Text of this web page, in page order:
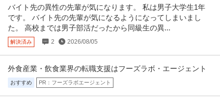
株式会社シーユーシー/株式会社シーユーシー本社
正社員 昇給あり 土日休み 18時前退社
年収500万円〜700万円
在宅診療クリニックの集患営業を担っていただきます 【業務内容】 在宅診療
ケアマネジャー／土日祝休み／居宅介護支援事業所（ケアマネー
ジャー）
株式会社マロー・サウンズ・カンパニー/ダイバーシティ篠崎
バイト先の異性の先輩が気になります。 私は男子大学生1年
です。 バイト先の先輩が気になるようになってしまいまし
た。 高校までは男子部活だったから同級生の異...
解決済み 2 2026/08/05
外食産業・飲食業界の転職支援はフーズラボ・エージェント
おすすめ PR：フーズラボエージェント